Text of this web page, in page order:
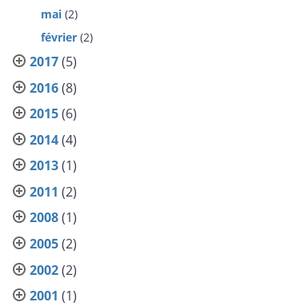
mai (2)
février (2)
2017(5)
2016(8)
2015(6)
2014(4)
2013(1)
2011 (2)
2008(1)
2005(2)
2002(2)
2001 (1)